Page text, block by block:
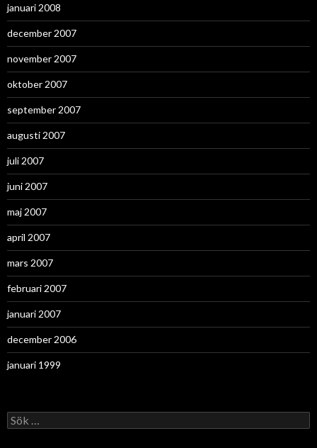
januari 2008
december 2007
november 2007
oktober 2007
september 2007
augusti 2007
juli 2007
juni 2007
maj 2007
april 2007
mars 2007
februari 2007
januari 2007
december 2006
januari 1999
Sök
efter: